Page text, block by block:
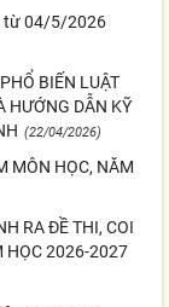
từ 04/5/2026
BIẾN LUẬT
HƯỚNG DẪN KỸ
(22/04/2026)
MÔN HỌC, NĂM
RA ĐỀ THI, COI
HỌC 2026-2027